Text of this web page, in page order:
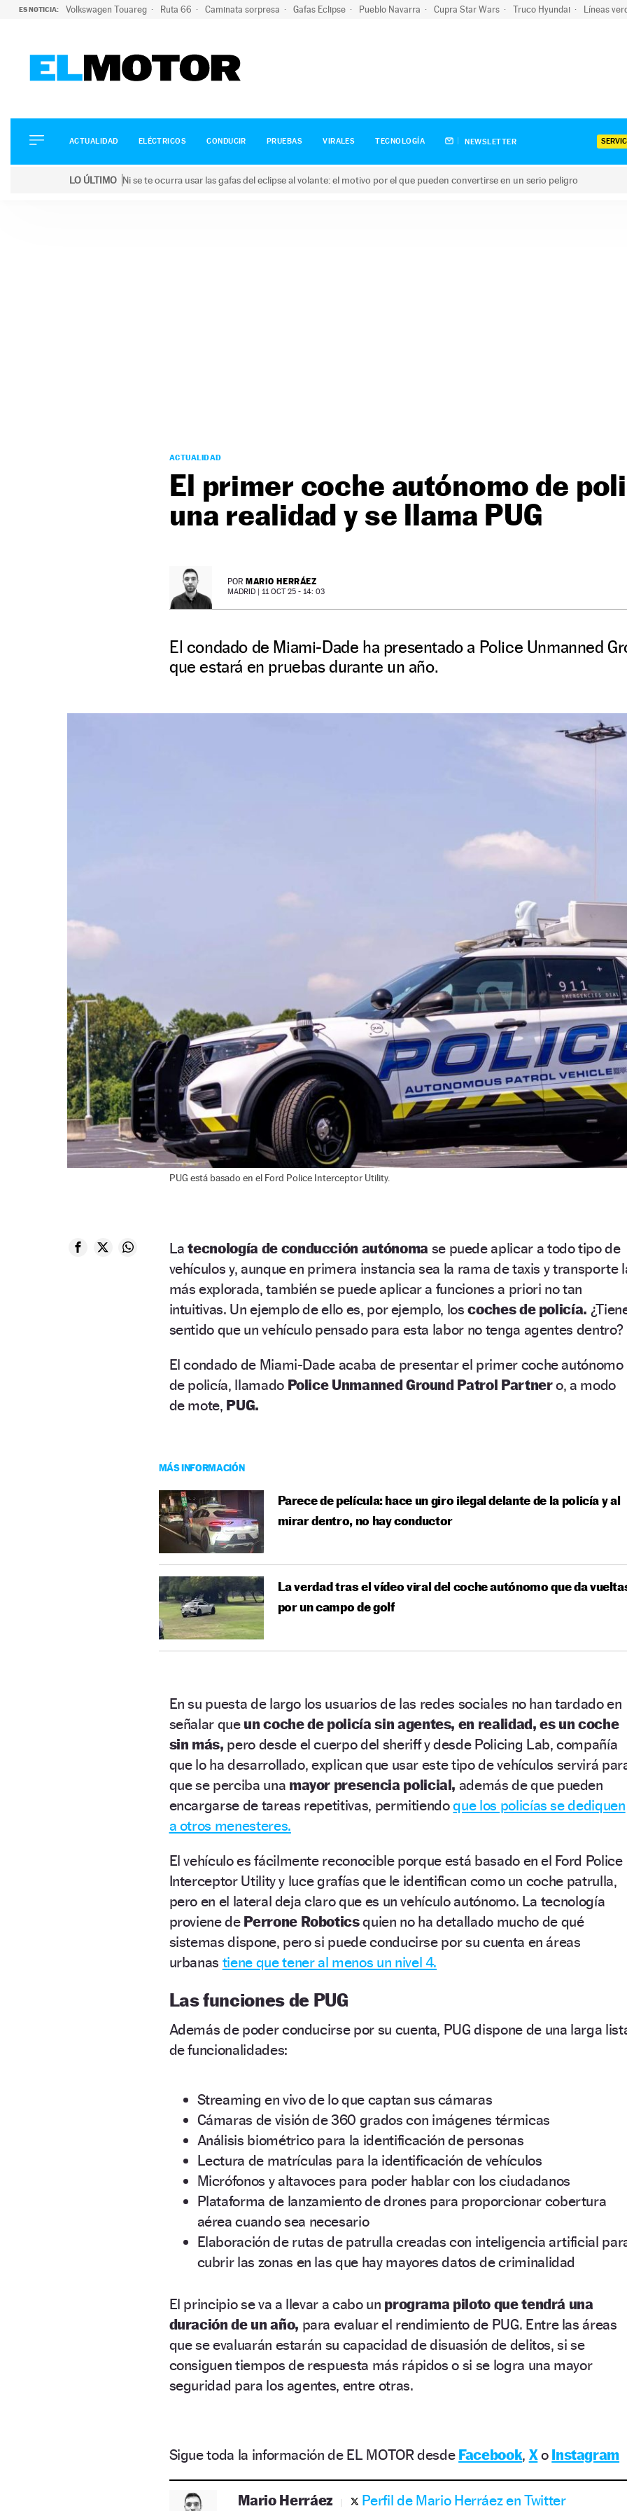
ES NOTICIA: Volkswagen Touareg Ruta 66 Caminata sorpresa Gafas Eclipse Pueblo Navarra Cupra Star Wars Truco Hyundai Líneas
ELÉCTRICOS
CONDUCIR
ACTUALIDAD ELÉCTRICOS CONDUCIR PRUEBAS VIRALES TECNOLOGÍA NEWSLETTER
LO ÚLTIMO Ni se te ocurra usar las gafas del eclipse al volante: el motivo por el que pueden convertirse en un serio peligro
ACTUALIDAD
El primer coche autónomo de
una realidad y se llama PUG
POR MARIO HERRÁEZ
MADRID | 11 OCT 25 - 14: 03
El condado de Miami-Dade ha presentado a Police Unmanned
que estará en pruebas durante un año.
PUG está basado en el Ford Police Interceptor Utility.
Latecnología de conducción autónoma se puede aplicar a todo tipo de
vehículos y, aunque en primera instancia sea la rama de taxis y transporte
más explorada, también se puede aplicar a funciones a priori no tan
intuitivas. Un ejemplo de ello es, por ejemplo, loscoches de policía.
sentido que un vehículo pensado para esta labor no tenga agentes dentro?
El condado de Miami-Dade acaba de presentar el primer coche autónomo
de policía, llamado Police Unmanned Ground Patrol Partnero, a modo
de mote, PUG.
MÁS INFORMACIÓN
Parece de película: hace un giro ilegal delante de la policía y al
mirar dentro, no hay conductor
La verdad tras el vídeo viral del coche autónomo que da
por un campo de golf
En su puesta de largo los usuarios de las redes sociales no han tardado en
señalar que un coche de policía sin agentes, en realidad, es un coche
sin más, pero desde el cuerpo del sheriff y desde Policing Lab, compañía
que lo ha desarrollado, explican que usar este tipo de vehículos servirá
que se perciba una mayor presencia policial, además de que pueden
encargarse de tareas repetitivas, permitiendoque los policías se dediquen
a otros menesteres.
El vehículo es fácilmente reconocible porque está basado en el Ford Police
Interceptor Utility y luce grafías que le identifican como un coche patrulla,
pero en el lateral deja claro que es un vehículo autónomo. La tecnología
proviene de Perrone Roboticsquien no ha detallado mucho de qué
sistemas dispone, pero si puede conducirse por su cuenta en áreas
urbanas tiene que tener al menos un nivel 4.
Las funciones de PUG
Además de poder conducirse por su cuenta, PUG dispone de una larga
de funcionalidades:
Streaming en vivo de lo que captan sus cámaras
Cámaras de visión de 360 grados con imágenes térmicas
Análisis biométrico para la identificación de personas
Lectura de matrículas para la identificación de vehículos
Micrófonos y altavoces para poder hablar con los ciudadanos
Plataforma de lanzamiento de drones para proporcionar cobertura
aérea cuando sea necesario
Elaboración de rutas de patrulla creadas con inteligencia artificial
cubrir las zonas en las que hay mayores datos de criminalidad
El principio se va a llevar a cabo un programa piloto que tendrá una
duración de un año, para evaluar el rendimiento de PUG. Entre las áreas
que se evaluarán estarán su capacidad de disuasión de delitos, si se
consiguen tiempos de respuesta más rápidos o si se logra una mayor
seguridad para los agentes, entre otras.
Sigue toda la información de EL MOTOR desde Facebook, Xo Instagram
Mario Herráez Perfil de Mario Herráez en Twitter